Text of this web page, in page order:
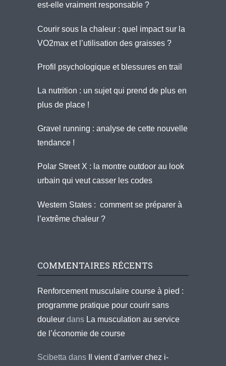
est-elle vraiment responsable ?
Courir sous la chaleur : quel impact sur la
VO2max et l’utilisation des graisses ?
Profil psychologique et blessures en trail
La nutrition : un sujet qui prend de plus en
plus de place !
Gravel running : analyse de cette nouvelle
tendance !
Polar Street X : la montre outdoor au look
urbain qui veut casser les codes
Western States : comment se préparer à
l’extrême chaleur ?
COMMENTAIRES RÉCENTS
Renforcement musculaire course à pied :
programme pratique pour courir sans
douleur dans La musculation au service
de l’économie de course
Scibetta dans
Il vient d’arriver chez i-